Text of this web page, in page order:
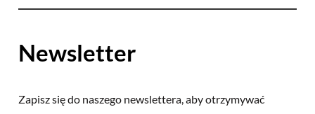
Newsletter
Zapisz się do naszego newslettera, aby otrzymywać